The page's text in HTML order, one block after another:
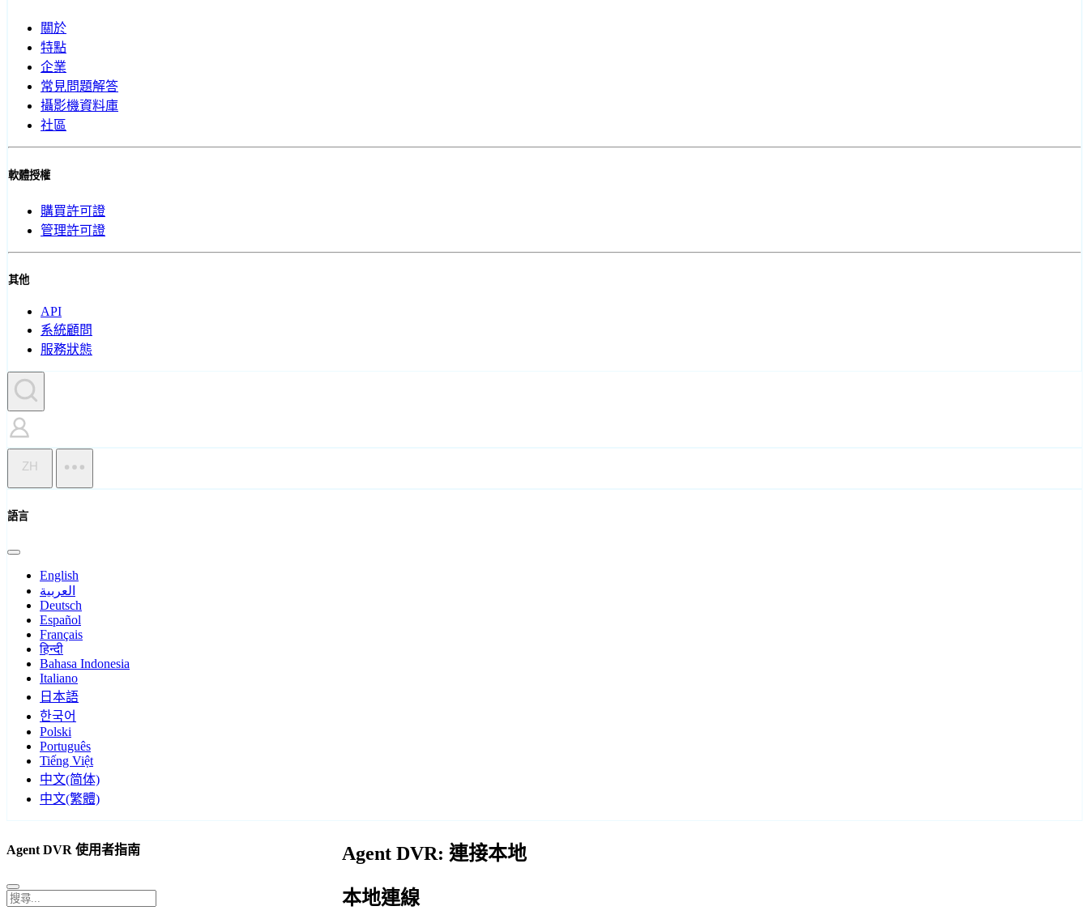
關於
特點
企業
常見問題解答
攝影機資料庫
社區
軟體授權
購買許可證
管理許可證
其他
API
系統顧問
服務狀態
ZH
語言
English
العربية
Deutsch
Español
Français
हिन्दी
Bahasa Indonesia
Italiano
日本語
한국어
Polski
Português
Tiếng Việt
中文(简体)
中文(繁體)
Agent DVR: 連接本地
本地連線
Agent DVR 使用者指南